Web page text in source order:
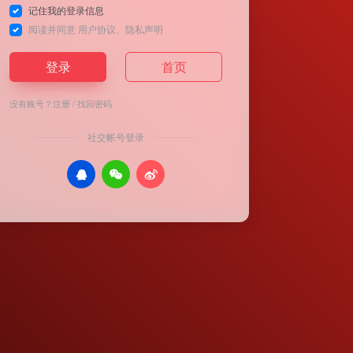
记住我的登录信息
阅读并同意 用户协议 隐私声明
登录 首页
没有账号？注册/找回密码
社交帐号登录